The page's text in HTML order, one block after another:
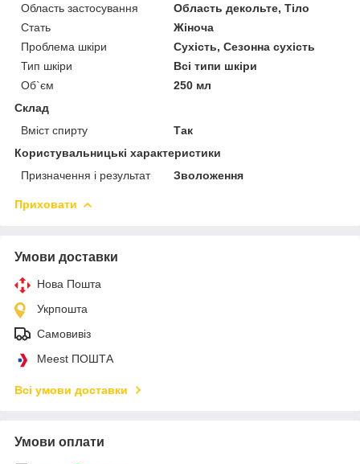
Область застосування
Область декольте, Тіло
Стать
Жіноча
Проблема шкіри
Сухість, Сезонна сухість
Тип шкіри
Всі типи шкіри
Об`єм
250 мл
Склад
Вміст спирту
Так
Користувальницькі характеристики
Призначення і результат
Зволоження
Приховати
Умови доставки
Нова Пошта
Укрпошта
Самовивіз
Meest ПОШТА
Всі умови доставки
Умови оплати